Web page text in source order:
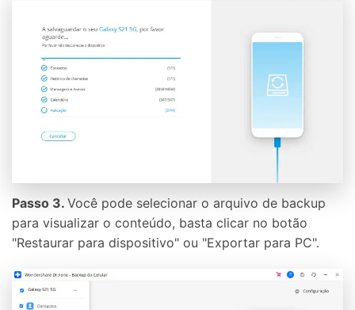
Passo 3. Você pode selecionar o arquivo de backup
para visualizar o conteúdo, basta clicar no botão
"Restaurar para dispositivo" ou "Exportar para PC".